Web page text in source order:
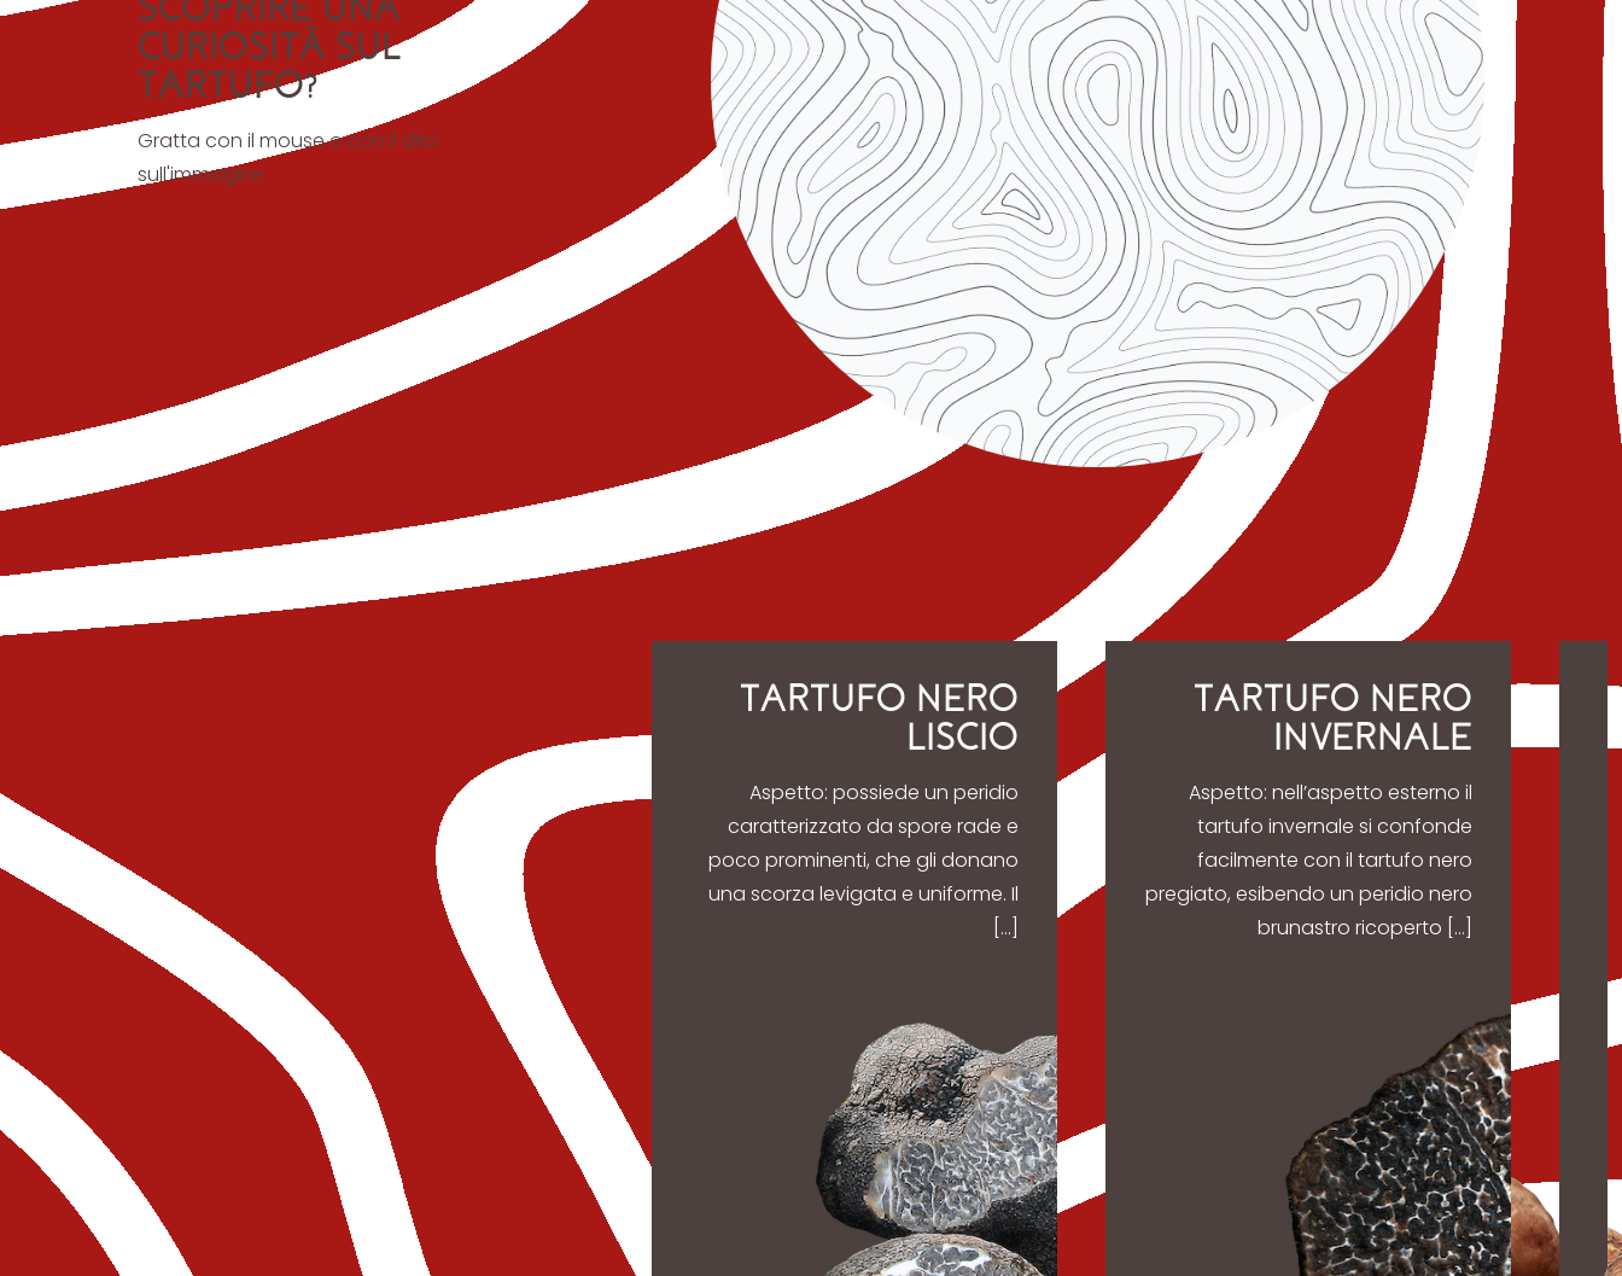
CURIOSITÀ SUL
TARTUFO?
Gratta con il mouse o con il dito
sull'immagine
secondo il poeta Giovenale, l’origine del tartufo si deve a un
fulmine scagliato da Giove vicino ad una quercia. Gli antichi
ritenevano che per trovare il tartufo fosse necessario
cercare il punto dove fosse caduto un fulmine.
TARTUFO NERO
LISCIO
Aspetto: possiede un peridio
caratterizzato da spore rade e
poco prominenti, che gli donano
una scorza levigata e uniforme. Il
[…]
TARTUFO NERO
INVERNALE
Aspetto: nell’aspetto esterno il
tartufo invernale si confonde
facilmente con il tartufo nero
pregiato, esibendo un peridio nero
brunastro ricoperto […]